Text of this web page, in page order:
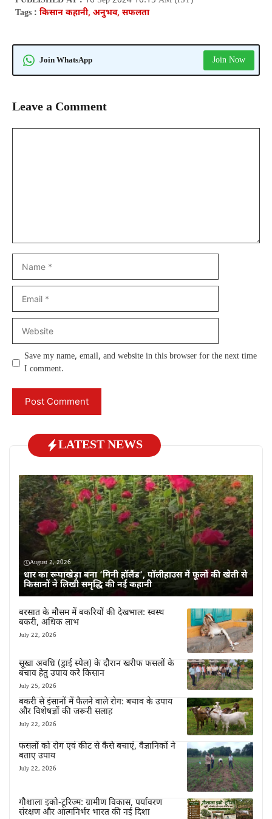
Tags : किसान कहानी, अनुभव, सफलता
Join WhatsApp Join Now
Leave a Comment
Save my name, email, and website in this browser for the next time
I comment.
LATEST NEWS
August 2, 2026
धार का रूपाखेड़ा बना ‘मिनी हॉलैंड’, पॉलीहाउस में फूलों की खेती से
किसानों ने लिखी समृद्धि की नई कहानी
बरसात के मौसम में बकरियों की देखभाल: स्वस्थ
बकरी, अधिक लाभ
July 22, 2026
सूखा अवधि (ड्राई स्पेल) के दौरान खरीफ फसलों के
बचाव हेतु उपाय करे किसान
July 25, 2026
बकरी से इंसानों में फैलने वाले रोग: बचाव के उपाय
और विशेषज्ञों की जरूरी सलाह
July 22, 2026
फसलों को रोग एवं कीट से कैसे बचाएं, वैज्ञानिकों ने
बताए उपाय
July 22, 2026
गौशाला इको-टूरिज्म: ग्रामीण विकास, पर्यावरण
संरक्षण और आत्मनिर्भर भारत की नई दिशा